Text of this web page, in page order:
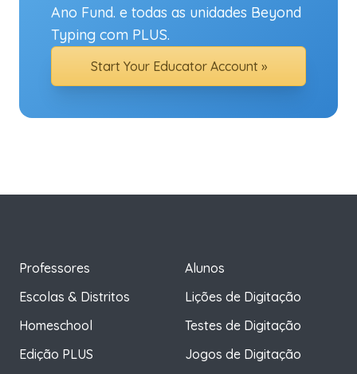
Ano Fund. e todas as unidades Beyond
Typing com PLUS.
Start Your Educator Account »
Professores
Escolas & Distritos
Homeschool
Edição PLUS
Alunos
Lições de Digitação
Testes de Digitação
Jogos de Digitação